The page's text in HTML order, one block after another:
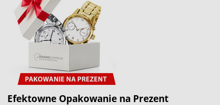
Efektowne Opakowanie na Prezent